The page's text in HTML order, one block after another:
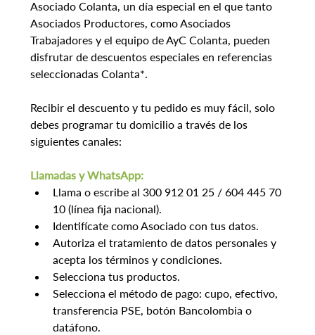
Asociado Colanta, un día especial en el que tanto
Asociados Productores, como Asociados
Trabajadores y el equipo de AyC Colanta, pueden
disfrutar de descuentos especiales en referencias
seleccionadas Colanta*.
Recibir el descuento y tu pedido es muy fácil, solo
debes programar tu domicilio a través de los
siguientes canales:
Llamadas y WhatsApp:
Llama o escribe al 300 912 01 25 / 604 445 70
10 (línea fija nacional).
Identifícate como Asociado con tus datos.
Autoriza el tratamiento de datos personales y
acepta los términos y condiciones.
Selecciona tus productos.
Selecciona el método de pago: cupo, efectivo,
transferencia PSE, botón Bancolombia o
datáfono.